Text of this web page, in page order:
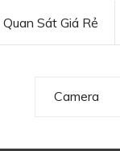
Sát Giá Rẻ
Camera